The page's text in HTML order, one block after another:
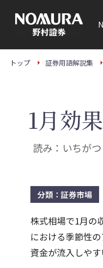
本
トップ 証券用語解説集
1月効果
読み：いちが
分類：証券市場
株式相場で1月の
における季節性
資金が流入しやす